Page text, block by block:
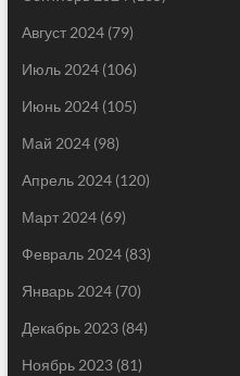
Август 2024(79)
Июль 2024(106)
Июнь 2024(105)
Май 2024(98)
Апрель 2024(120)
Март 2024(69)
Февраль 2024(83)
Январь 2024(70)
Декабрь 2023(84)
Ноябрь 2023(81)